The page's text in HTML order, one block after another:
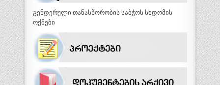
გენდერული თანასწორობის საბჭოს სხდომის
ოქმები